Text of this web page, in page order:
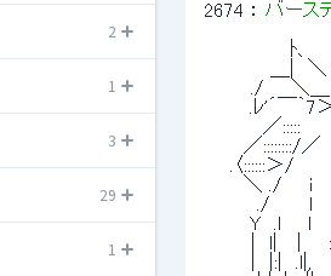
2
1
3
29
1
2674 ： バース
ﾄ、　 　　
＿|　＼　 　
./　　＼＿＞
.ﾚ'´￣｀7＞''＞
／:::::　　 ／
／::::::::/／　　
.〈::::::＞/ 　　　
＼ ./　　i　　i
./　 　 ｌ　 ::|
Y　.l　　l 　 :|
|　l|　 |　　::|
|　|:|　.l|,　